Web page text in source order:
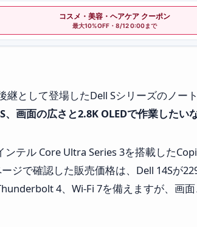
コスメ・美容・ヘアケア クーポン
最大10%OFF・8/12 0:00まで
継として登場したDell Sシリーズのノー
画面の広さと2.8K OLEDで作業したい
テル Core Ultra Series 3を搭載した
ジで確認した販売価格は、Dell 14Sが
4、Wi-Fi 7を備えますが、画